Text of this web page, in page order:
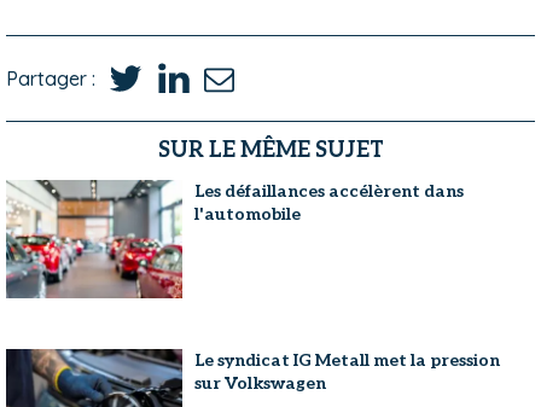
Partager :
SUR LE MÊME SUJET
Les défaillances accélèrent dans
l'automobile
Le syndicat IG Metall met la pression
sur Volkswagen